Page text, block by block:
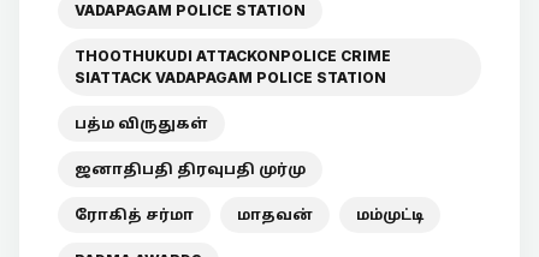
VADAPAGAM POLICE STATION
THOOTHUKUDI ATTACKONPOLICE CRIME
SIATTACK VADAPAGAM POLICE STATION
பத்ம விருதுகள்
ஜனாதிபதி திரவுபதி முர்மு
ரோகித் சர்மா மாதவன் மம்முட்டி